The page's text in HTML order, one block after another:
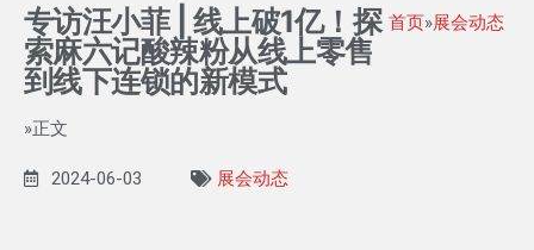
专访汪小菲 | 线上破1亿！探
索麻六记酸辣粉从线上零售
到线下连锁的新模式
首页»展会动态
»正文
2024-06-03 展会动态